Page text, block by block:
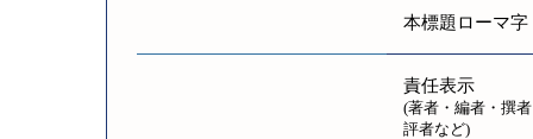
本標題ローマ字
責任表示
(著者・編者・撰
評者など)